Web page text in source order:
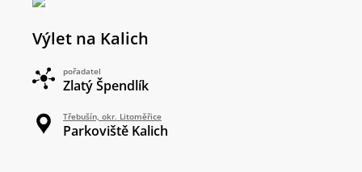
Výlet na Kalich
pořadatel
Zlatý Špendlík
Třebušín, okr. Litoměřice
Parkoviště Kalich